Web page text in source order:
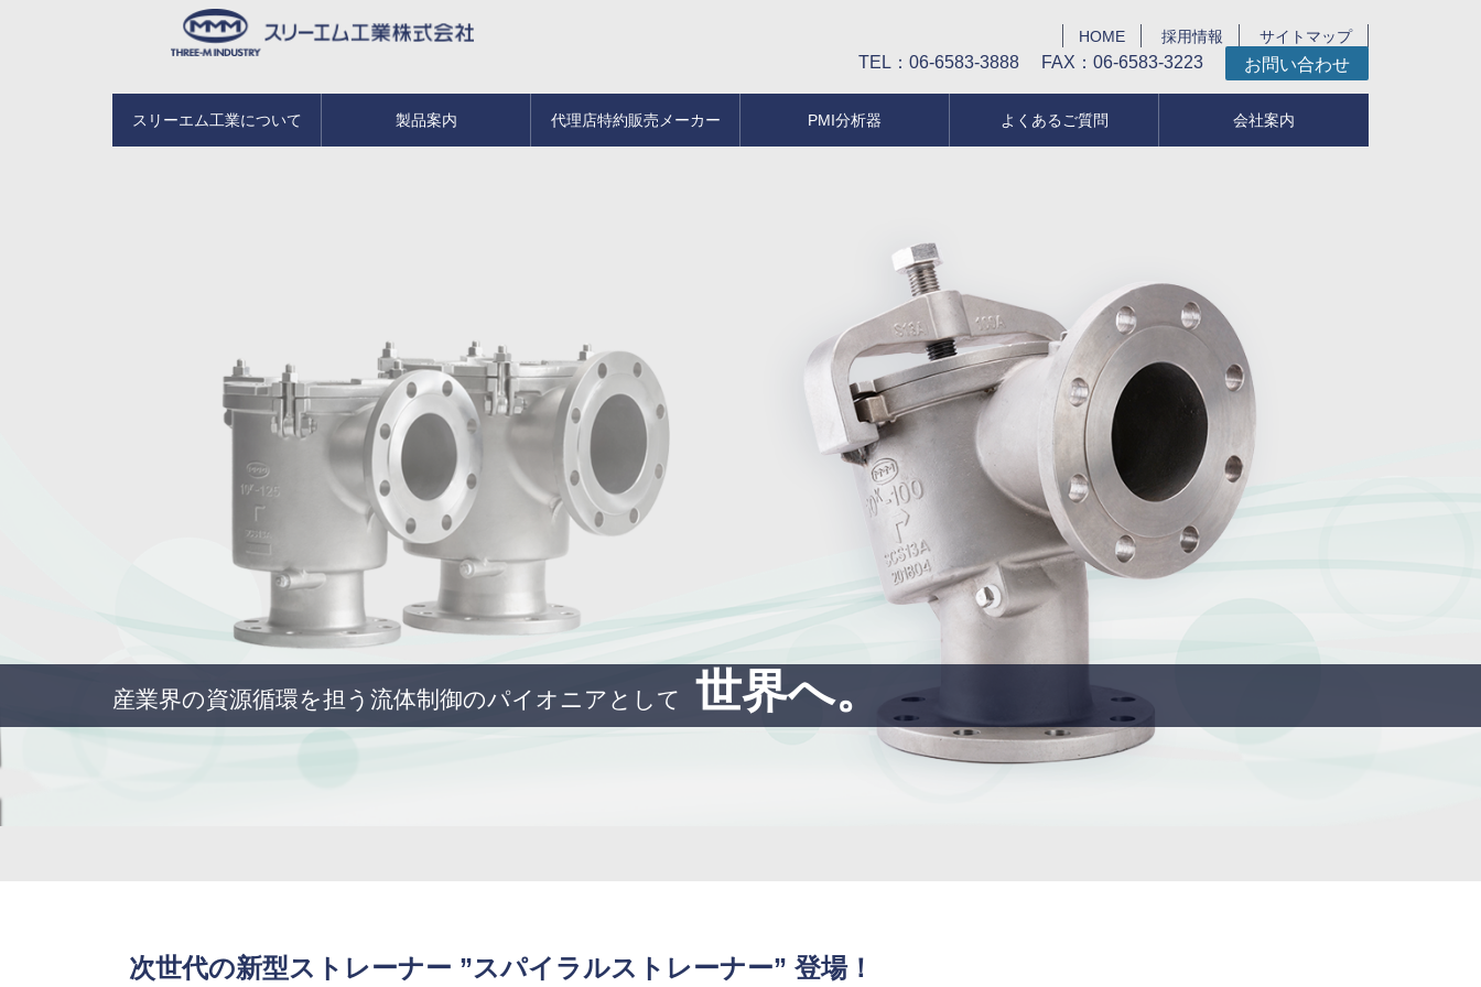
HOME 採用情報 サイトマップ
TEL：06-6583-3888 FAX：06-6583-3223 お問い合わせ
スリーエム工業について 製品案内 代理店特約販売メーカー PMI分析器 よくあるご質問 会社案内
産業界の資源循環を担う流体制御のパイオニアとして 世界へ。
次世代の新型ストレーナー ”スパイラルストレーナー” 登場！